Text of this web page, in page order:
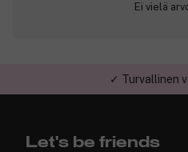
Ei vielä
✓ Turvallinen
Let's be friends